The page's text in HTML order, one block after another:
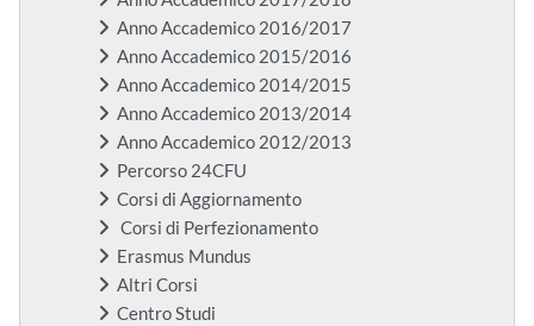
Anno Accademico 2016/2017
Anno Accademico 2015/2016
Anno Accademico 2014/2015
Anno Accademico 2013/2014
Anno Accademico 2012/2013
Percorso 24CFU
Corsi di Aggiornamento
Corsi di Perfezionamento
Erasmus Mundus
Altri Corsi
Centro Studi